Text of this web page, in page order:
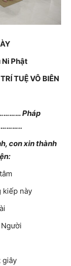
Ni Phật
TUỆ VÔ BIÊN
Pháp
con xin thành
kiếp này
giây